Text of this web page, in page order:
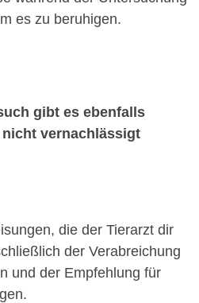
es zu beruhigen.
gibt es ebenfalls
vernachlässigt
die der Tierarzt dir
der Verabreichung
und der Empfehlung für